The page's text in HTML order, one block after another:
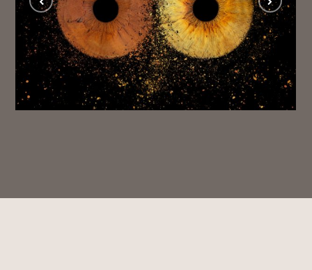
Iris01
IRIS